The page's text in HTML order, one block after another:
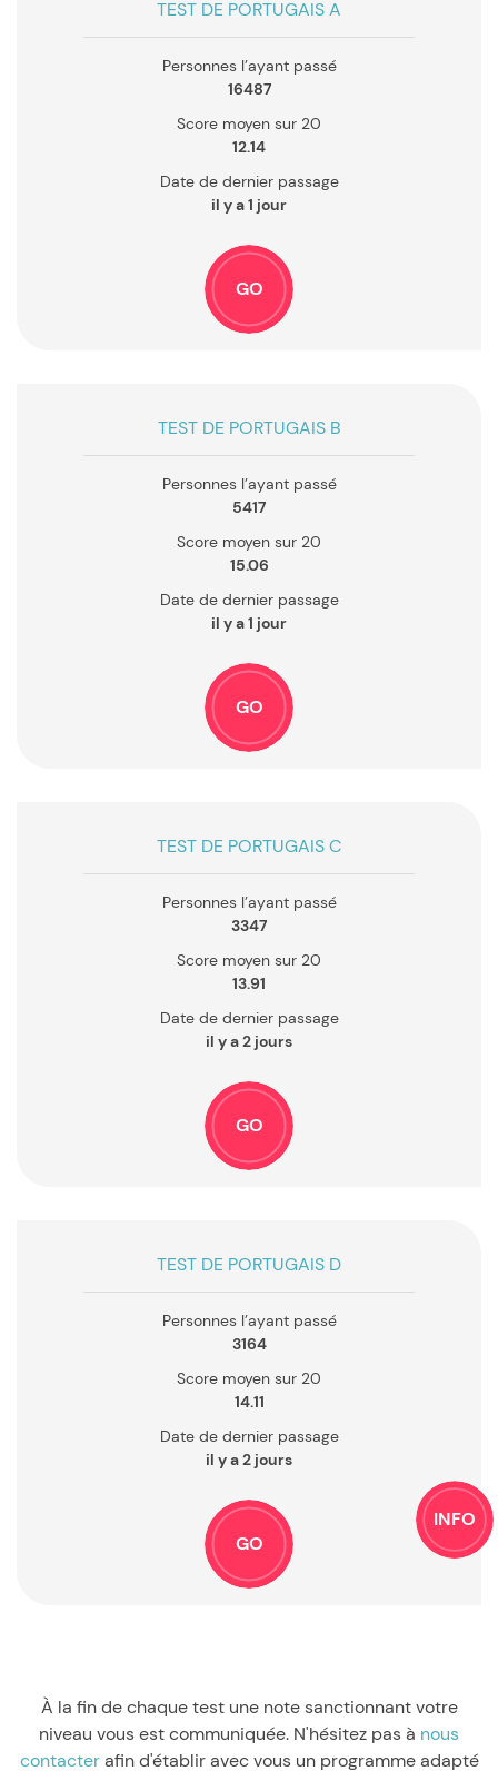
TEST DE PORTUGAIS A
Personnes l’ayant passé
16487
Score moyen sur 20
12.14
Date de dernier passage
il y a 1 jour
GO
TEST DE PORTUGAIS B
Personnes l’ayant passé
5417
Score moyen sur 20
15.06
Date de dernier passage
il y a 1 jour
GO
TEST DE PORTUGAIS C
Personnes l’ayant passé
3347
Score moyen sur 20
13.91
Date de dernier passage
il y a 2 jours
GO
TEST DE PORTUGAIS D
Personnes l’ayant passé
3164
Score moyen sur 20
14.11
Date de dernier passage
il y a 2 jours
GO
À la fin de chaque test une note sanctionnant votre
niveau vous est communiquée. N'hésitez pas à nous
contacterafin d'établir avec vous un programme adapté
INFO